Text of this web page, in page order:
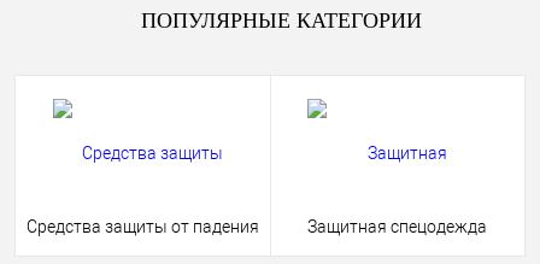
ПОПУЛЯРНЫЕ КАТЕГОРИИ
Средства защиты от падения Защитная спецодежда